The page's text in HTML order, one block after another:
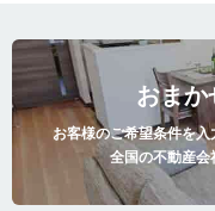
おまか
お客様のご希望条件を
全国の不動産会